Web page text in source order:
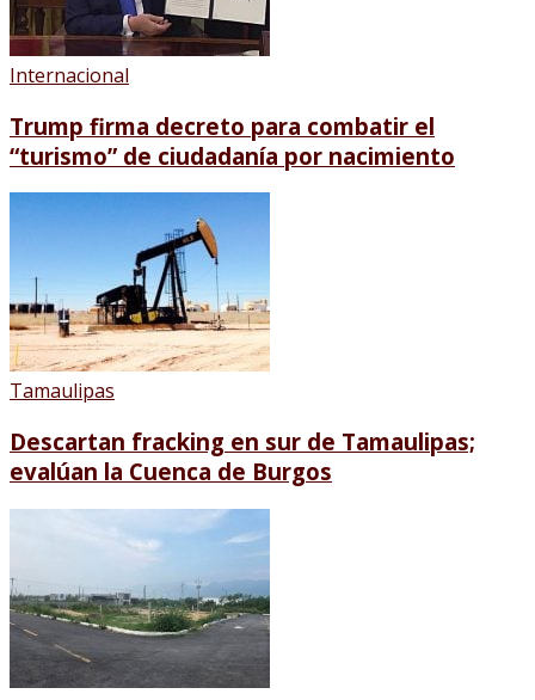
Internacional
Trump firma decreto para combatir el
“turismo” de ciudadanía por nacimiento
Tamaulipas
Descartan fracking en sur de Tamaulipas;
evalúan la Cuenca de Burgos